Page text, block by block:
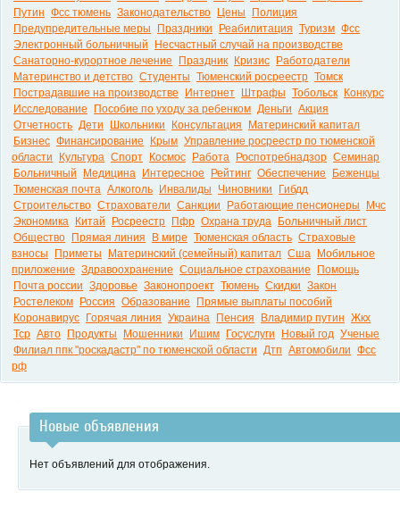
Путин Фсс тюмень Законодательство Цены
Полиция
Предупредительные меры
Праздники Реабилитация Туризм Фсс
Электронный больничный
Несчастный случай на производстве
Санаторно-курортное лечение
Праздник Кризис
Работодатели
Материнство и детство Студенты Тюменский росреестр Томск
Пострадавшие на производстве
Интернет Штрафы Тобольск
Конкурс
Исследование
Пособие по уходу за ребенком Деньги Акция
Отчетность Дети Школьники Консультация
Материнский капитал
Бизнес Финансирование Крым Управление росреестр по тюменской
области
Культура Спорт Космос Работа Роспотребнадзор Семинар
Больничный
Медицина Интересное Рейтинг Обеспечение
Беженцы
Тюменская почта Алкоголь Инвалиды Чиновники
Гибдд
Строительство Страхователи Санкции Работающие пенсионеры
Мчс
Экономика
Китай Росреестр Пфр Охрана труда
Больничный лист
Общество
Прямая линия В мире Тюменская область Страховые
взносы
Приметы Материнский (семейный) капитал Сша
Мобильное
приложение Здравоохранение Социальное страхование
Помощь
Почта россии Здоровье Законопроект Тюмень Скидки Закон
Ростелеком
Россия Образование
Прямые выплаты пособий
Коронавирус
Горячая линия Украина Пенсия Владимир путин Жкх
Тср Авто Продукты Мошенники Ишим Госуслуги Новый год Ученые
Филиал ппк "роскадастр" по тюменской области Дтп Автомобили Фсс
рф
Новые объявления
Нет объявлений для отображения.